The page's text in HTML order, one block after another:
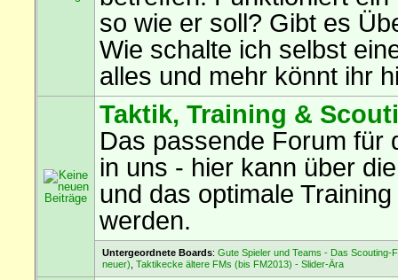
so wie er soll? Gibt es
Wie schalte ich selbst
alles und mehr könnt ihr
Taktik, Training &
Das passende Forum für
in uns - hier kann über
und das optimale
werden.
Untergeordnete Boards: Gute Spieler und Teams - Das Scouting-
neuer) Taktikecke ältere FMs (bis FM2013) - Slider-Ära